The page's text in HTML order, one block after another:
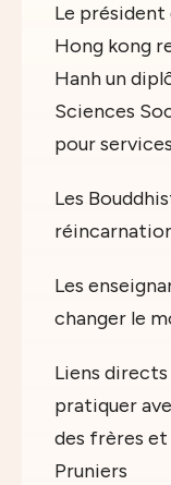
Le président
Hong kong
Hanh un
Sciences
pour
Les
Les
changer le
Liens
pratiquer
des frères et
Pruniers